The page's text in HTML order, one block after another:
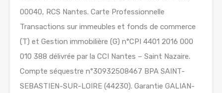
00040, RCS Nantes. Carte Professionnelle
Transactions sur immeubles et fonds de commerce
(T) et Gestion immobilière (G) n°CPI 4401 2016 000
010 388 délivrée par la CCI Nantes – Saint Nazaire.
Compte séquestre n°30932508467 BPA SAINT-
SEBASTIEN-SUR-LOIRE (44230). Garantie GALIAN-